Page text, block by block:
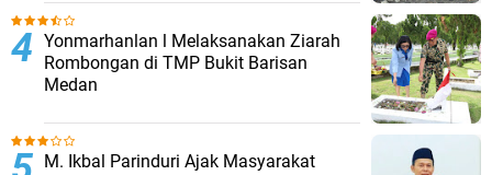
Yonmarhanlan l Melaksanakan Ziarah
Rombongan di TMP Bukit Barisan
Medan
M. Ikbal Parinduri Ajak Masyarakat